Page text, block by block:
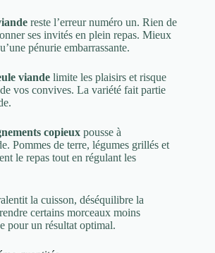
reste l’erreur numéro un. Rien de
ses invités en plein repas. Mieux
pénurie embarrassante.
viande limite les plaisirs et risque
vos convives. La variété fait partie
copieux pousse à
Pommes de terre, légumes grillés et
le repas tout en régulant les
la cuisson, déséquilibre la
certains morceaux moins
pour un résultat optimal.